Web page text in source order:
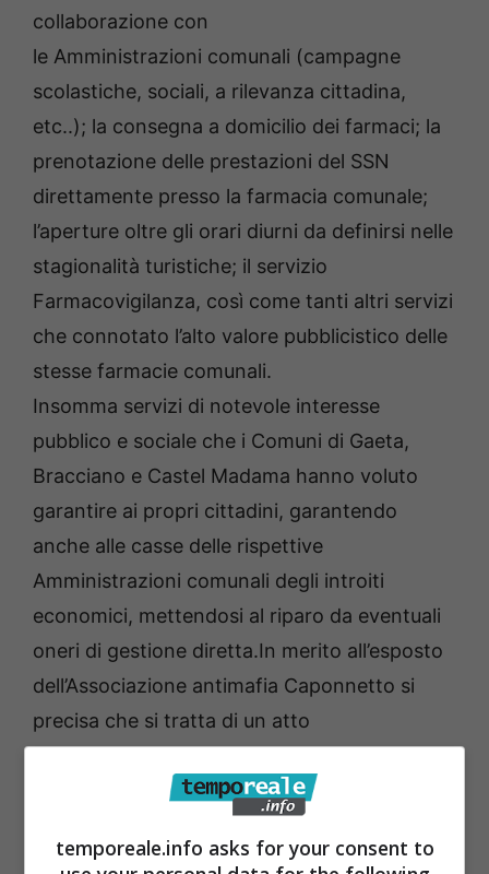
collaborazione con
le Amministrazioni comunali (campagne
scolastiche, sociali, a rilevanza cittadina,
etc..); la consegna a domicilio dei farmaci; la
prenotazione delle prestazioni del SSN
direttamente presso la farmacia comunale;
l’aperture oltre gli orari diurni da definirsi nelle
stagionalità turistiche; il servizio
Farmacovigilanza, così come tanti altri servizi
che connotato l’alto valore pubblicistico delle
stesse farmacie comunali.
Insomma servizi di notevole interesse
pubblico e sociale che i Comuni di Gaeta,
Bracciano e Castel Madama hanno voluto
garantire ai propri cittadini, garantendo
anche alle casse delle rispettive
Amministrazioni comunali degli introiti
economici, mettendosi al riparo da eventuali
oneri di gestione diretta.In merito all’esposto
dell’Associazione antimafia Caponnetto si
precisa che si tratta di un atto
ancorché altamente lesivo dell’immagine del
L’esposto, che riporta fatti e circostanze false
temporeale.info asks for your consent to